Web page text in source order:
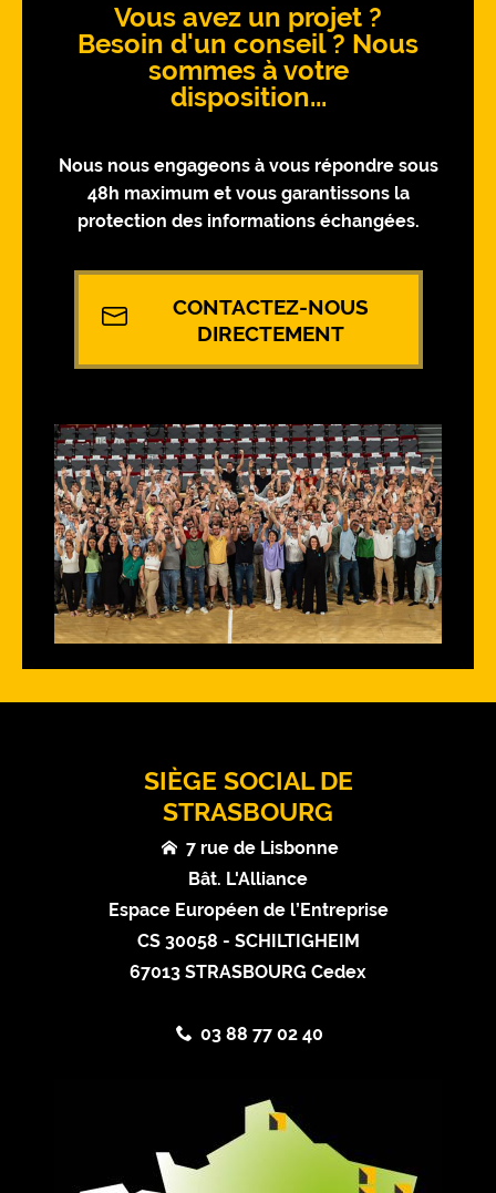
Vous avez un projet ?
Besoin d'un conseil ? Nous
sommes à votre
disposition...
Nous nous engageons à vous répondre sous
48h maximum et vous garantissons la
protection des informations échangées.
CONTACTEZ-NOUS
DIRECTEMENT
SIÈGE SOCIAL DE
STRASBOURG
7 rue de Lisbonne
Bât. L'Alliance
Espace Européen de l’Entreprise
CS 30058 - SCHILTIGHEIM
67013 STRASBOURG Cedex
03 88 77 02 40